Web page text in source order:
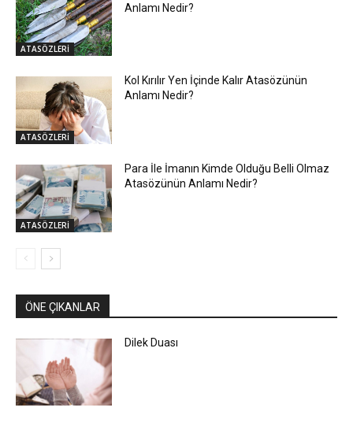
ATASÖZLERİ
Anlamı Nedir?
ATASÖZLERİ
Kol Kırılır Yen İçinde Kalır Atasözünün
Anlamı Nedir?
ATASÖZLERİ
Para İle İmanın Kimde Olduğu Belli Olmaz
Atasözünün Anlamı Nedir?
ÖNE ÇIKANLAR
Dilek Duası